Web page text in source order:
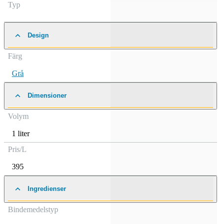
Typ
Design
Färg
Grå
Dimensioner
Volym
1 liter
Pris/L
395
Ingredienser
Bindemedelstyp